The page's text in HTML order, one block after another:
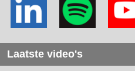
Laatste video's